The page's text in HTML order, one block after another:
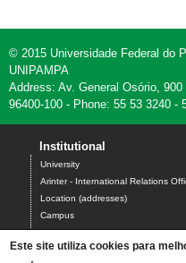
© 2015 Universidade Federal do
UNIPAMPA
Address: Av. General Osório, 900
96400-100 - Phone: 55 53 3240 -
Institutional
University
Arinter - International Relations
Location (addresses)
Campus
Undergraduate Programs
Graduate Programs
Este site utiliza cookies para